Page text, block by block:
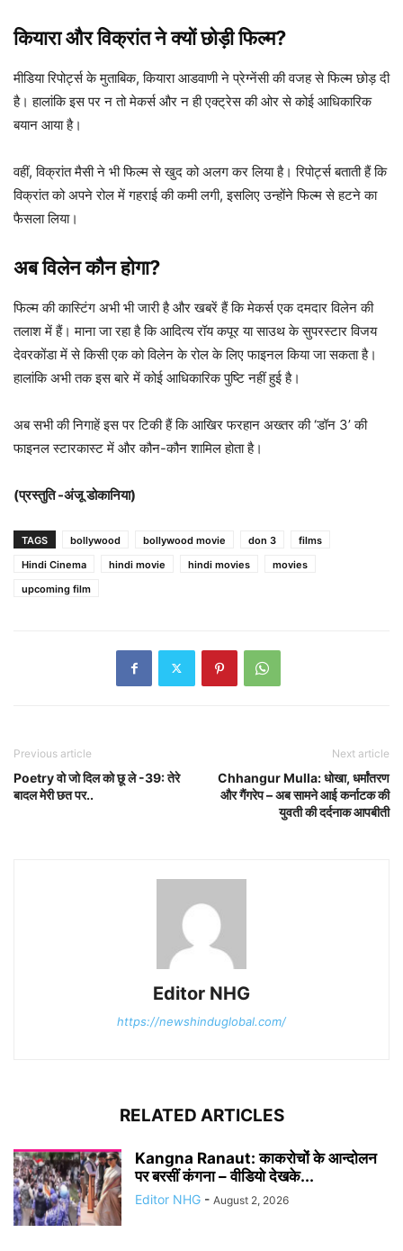
कियारा और विक्रांत ने क्यों छोड़ी फिल्म?
मीडिया रिपोर्ट्स के मुताबिक, कियारा आडवाणी ने प्रेग्नेंसी की वजह से फिल्म छोड़ दी
है। हालांकि इस पर न तो मेकर्स और न ही एक्ट्रेस की ओर से कोई आधिकारिक
बयान आया है।
वहीं, विक्रांत मैसी ने भी फिल्म से खुद को अलग कर लिया है। रिपोर्ट्स बताती हैं कि
विक्रांत को अपने रोल में गहराई की कमी लगी, इसलिए उन्होंने फिल्म से हटने का
फैसला लिया।
अब विलेन कौन होगा?
फिल्म की कास्टिंग अभी भी जारी है और खबरें हैं कि मेकर्स एक दमदार विलेन की
तलाश में हैं। माना जा रहा है कि आदित्य रॉय कपूर या साउथ के सुपरस्टार विजय
देवरकोंडा में से किसी एक को विलेन के रोल के लिए फाइनल किया जा सकता है।
हालांकि अभी तक इस बारे में कोई आधिकारिक पुष्टि नहीं हुई है।
अब सभी की निगाहें इस पर टिकी हैं कि आखिर फरहान अख्तर की ‘डॉन 3’ की
फाइनल स्टारकास्ट में और कौन-कौन शामिल होता है।
(प्रस्तुति -अंजू डोकानिया)
TAGS bollywood bollywood movie don 3
films
Hindi Cinema
hindi movie hindi movies
movies
upcoming film
Previous article
Poetry वो जो दिल को छू ले -39: तेरे
बादल मेरी छत पर..
Next article
Chhangur Mulla: धोखा, धर्मांतरण
और गैंगरेप – अब सामने आई कर्नाटक की
युवती की दर्दनाक आपबीती
Editor NHG
https://newshinduglobal.com/
RELATED ARTICLES
Kangna Ranaut: काकरोचों के आन्दोलन
पर बरसीं कंगना – वीडियो देखके...
Editor NHG - August 2, 2026